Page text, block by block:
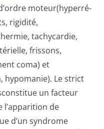
moteur(hyperré­
rigidité,
tachycardie,
frissons,
coma) et
hypomanie). Le strict
un facteur
l’apparition de
d’un syndrome